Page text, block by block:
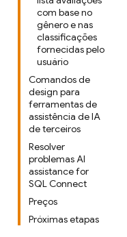
com base no
gênero e nas
classificações
fornecidas pelo
usuário
Comandos de
design para
ferramentas de
assistência de IA
de terceiros
Resolver
problemas AI
assistance for
SQL Connect
Preços
Próximas etapas